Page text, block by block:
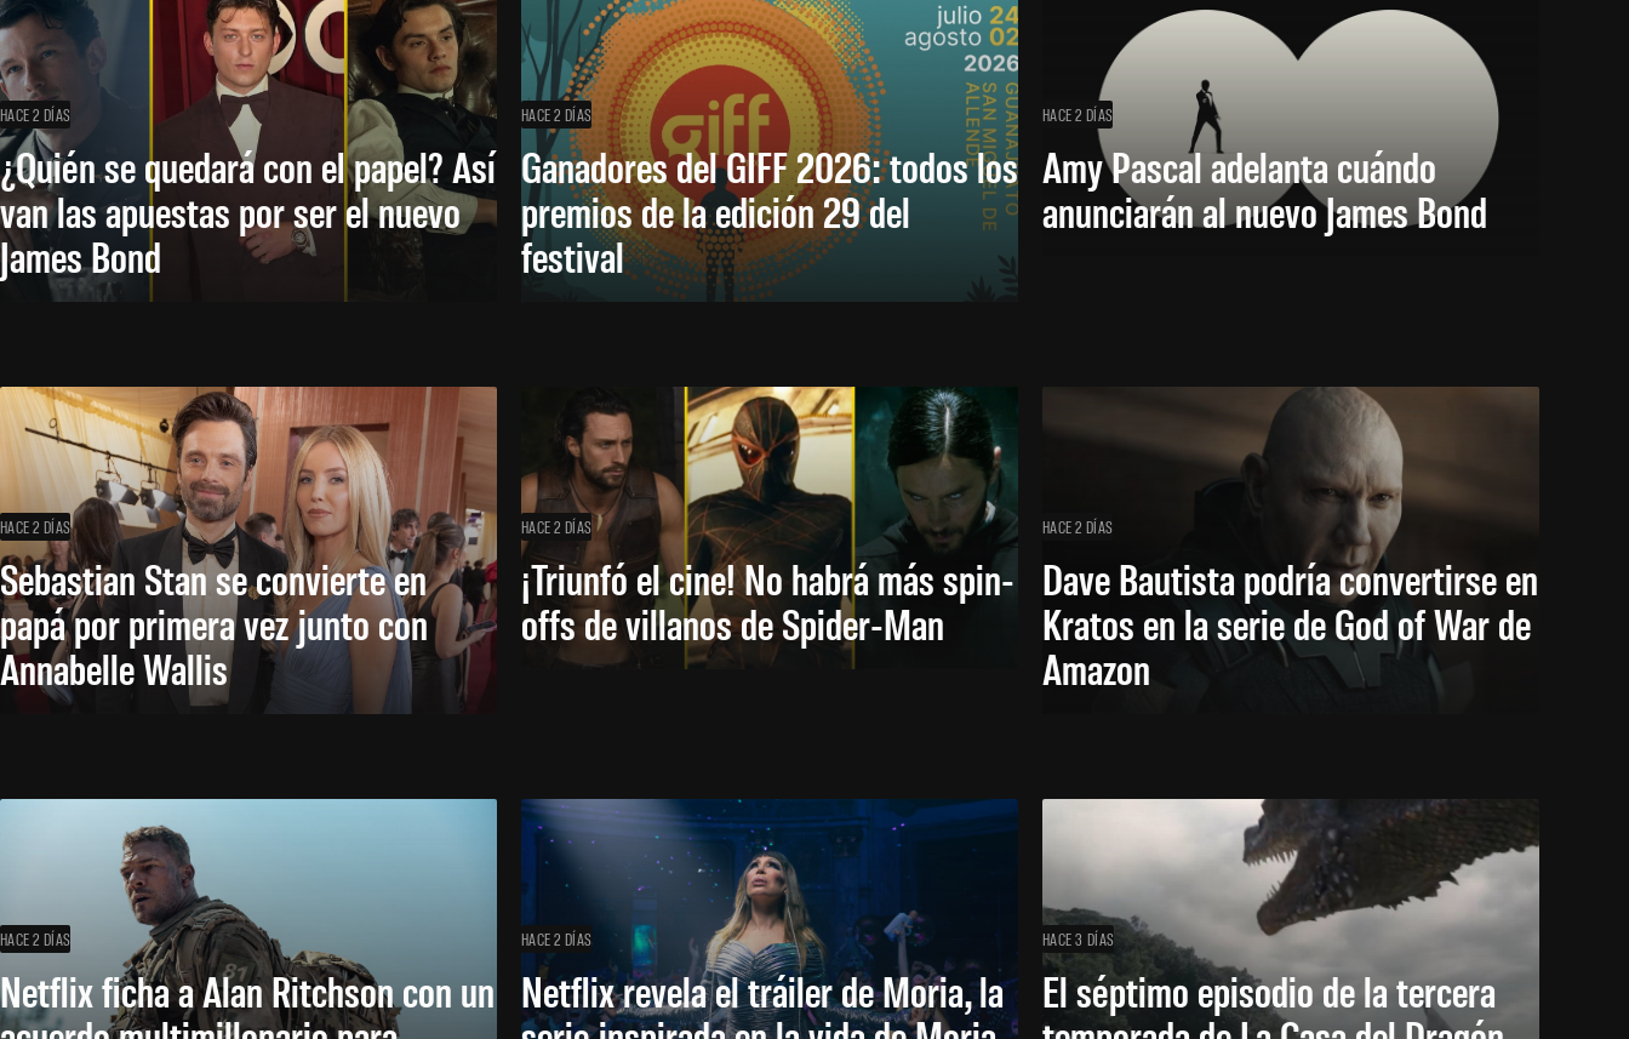
HACE 2 DÍAS
¿Quién se quedará con el papel? Así
van las apuestas por ser el nuevo
James Bond
HACE 2 DÍAS
Ganadores del GIFF 2026: todos los
premios de la edición 29 del
festival
HACE 2 DÍAS
Amy Pascal adelanta cuándo
anunciarán al nuevo James Bond
HACE 2 DÍAS
Sebastian Stan se convierte en
papá por primera vez junto con
Annabelle Wallis
HACE 2 DÍAS
¡Triunfó el cine! No habrá más spin-
offs de villanos de Spider-Man
HACE 2 DÍAS
Dave Bautista podría convertirse en
Kratos en la serie de God of War de
Amazon
HACE 2 DÍAS
Netflix ficha a Alan Ritchson con un
HACE 2 DÍAS
Netflix revela el tráiler de Moria, la
HACE 3 DÍAS
El séptimo episodio de la tercera